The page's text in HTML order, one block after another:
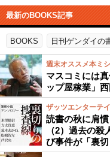
最新のBOOKS記事
BOOKS 日刊ゲンダイの
週末オススメ本ミ
マスコミには
ップ屋稼業」
ザッツエンターテ
読書の秋に肩
（2）過去の
び事件が「裏